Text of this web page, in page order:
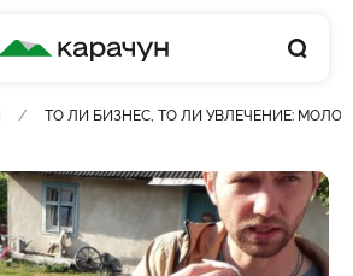
КАРАЧУН
ТО ЛИ БИЗНЕС, ТО ЛИ УВЛЕЧЕНИЕ: